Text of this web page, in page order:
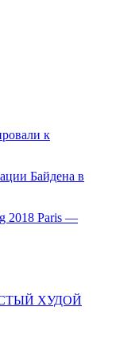
к
Байдена в
2018 Paris —
ХУДОЙ